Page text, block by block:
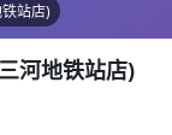
站店)
河地铁站店)